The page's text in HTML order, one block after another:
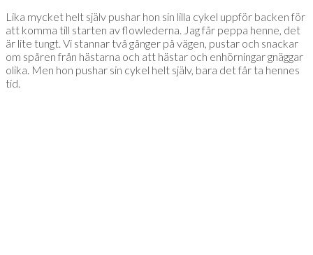
Lika mycket helt själv pushar hon sin lilla cykel uppför backen för
att komma till starten av flowlederna. Jag får peppa henne, det
är lite tungt. Vi stannar två gånger på vägen, pustar och snackar
om spåren från hästarna och att hästar och enhörningar gnäggar
olika. Men hon pushar sin cykel helt själv, bara det får ta hennes
tid.